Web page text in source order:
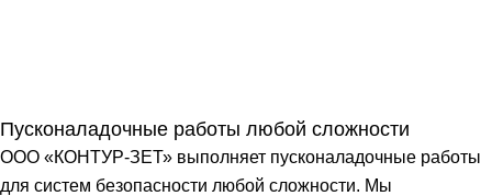
Пусконаладочные работы любой сложности
ООО «КОНТУР-ЗЕТ» выполняет пусконаладочные работы
для систем безопасности любой сложности. Мы